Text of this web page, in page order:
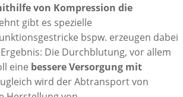
von Kompression die
gibt es spezielle
bspw. erzeugen dabei
Die Durchblutung, vor allem
eine bessere Versorgung mit
wird der Abtransport von